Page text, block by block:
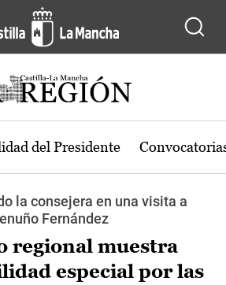
del Presidente
la consejera en una visita a
Fernández
regional muestra
especial por las